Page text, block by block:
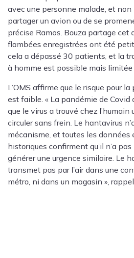
avec une personne malade, et
partager un avion ou de se
précise Ramos. Bouza partage cet
flambées enregistrées ont été
cela a dépassé 30 patients, et la
à homme est possible mais limitée
L’OMS affirme que le risque pour
est faible. « La pandémie de Covid
que le virus a trouvé chez
circuler sans frein. Le hantavirus
mécanisme, et toutes les données
historiques confirment qu’il n’a
générer une urgence similaire. Le
transmet pas par l’air dans une
métro, ni dans un magasin »,